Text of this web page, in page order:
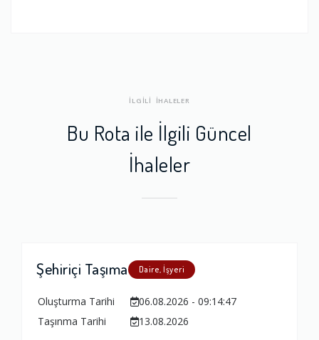
İLGİLİ İHALELER
Bu Rota ile İlgili Güncel
İhaleler
Şehiriçi Taşıma Daire, İşyeri
Oluşturma Tarihi
06.08.2026 - 09:14:47
Taşınma Tarihi
13.08.2026